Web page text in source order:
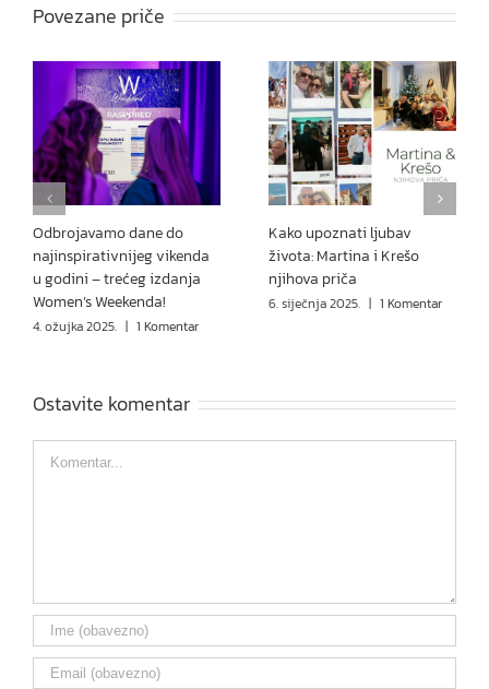
Povezane priče
Odbrojavamo dane do
najinspirativnijeg vikenda
u godini – trećeg izdanja
Women’s Weekenda!
4. ožujka 2025. | 1 Komentar
Kako upoznati ljubav
života: Martina i Krešo
njihova priča
6. siječnja 2025. | 1 Komentar
Ostavite komentar
Comment